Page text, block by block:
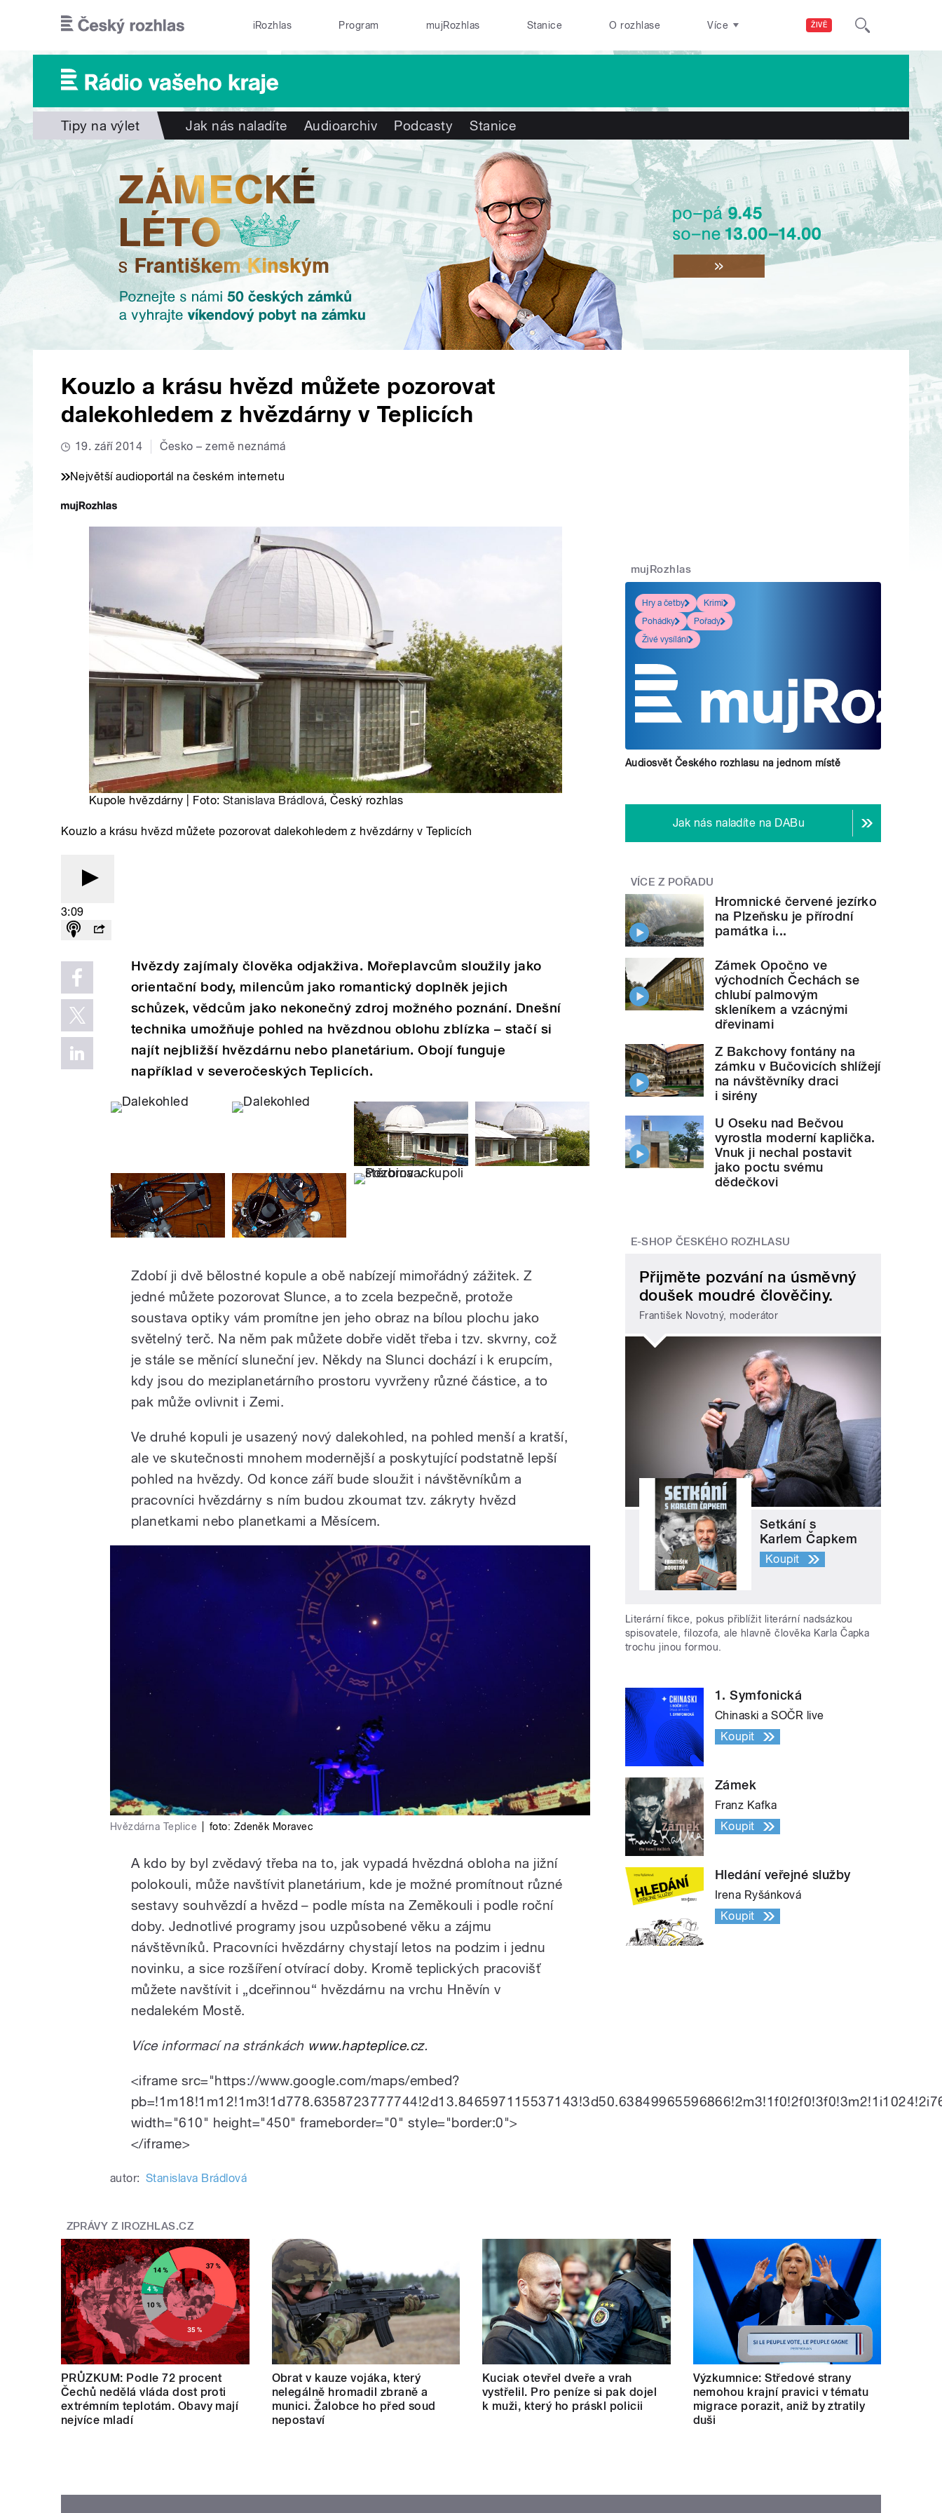
ŽIVĚ
iRozhlas Program mujRozhlas Stanice O rozhlase Více
Tipy na výlet Jak nás naladíte Audioarchiv Podcasty Stanice
Kouzlo a krásu hvězd můžete pozorovat
dalekohledem z hvězdárny v Teplicích
19. září 2014 Česko – země neznámá
Největší audioportál na českém internetu
Kupole hvězdárny | Foto: Stanislava Brádlová, Český rozhlas
Kouzlo a krásu hvězd můžete pozorovat dalekohledem z hvězdárny v Teplicích
3:09
Hvězdy zajímaly člověka odjakživa. Mořeplavcům sloužily jako
orientační body, milencům jako romantický doplněk jejich
schůzek, vědcům jako nekonečný zdroj možného poznání. Dnešní
technika umožňuje pohled na hvězdnou oblohu zblízka – stačí si
najít nejbližší hvězdárnu nebo planetárium. Obojí funguje
například v severočeských Teplicích.
Zdobí ji dvě bělostné kopule a obě nabízejí mimořádný zážitek. Z
jedné můžete pozorovat Slunce, a to zcela bezpečně, protože
soustava optiky vám promítne jen jeho obraz na bílou plochu jako
světelný terč. Na něm pak můžete dobře vidět třeba i tzv. skvrny, což
je stále se měnící sluneční jev. Někdy na Slunci dochází i k erupcím,
kdy jsou do meziplanetárního prostoru vyvrženy různé částice, a to
pak může ovlivnit i Zemi.
Ve druhé kopuli je usazený nový dalekohled, na pohled menší a kratší,
ale ve skutečnosti mnohem modernější a poskytující podstatně lepší
pohled na hvězdy. Od konce září bude sloužit i návštěvníkům a
pracovníci hvězdárny s ním budou zkoumat tzv. zákryty hvězd
planetkami nebo planetkami a Měsícem.
Hvězdárna Teplice foto: Zdeněk Moravec
A kdo by byl zvědavý třeba na to, jak vypadá hvězdná obloha na jižní
polokouli, může navštívit planetárium, kde je možné promítnout různé
sestavy souhvězdí a hvězd – podle místa na Zeměkouli i podle roční
doby. Jednotlivé programy jsou uzpůsobené věku a zájmu
návštěvníků. Pracovníci hvězdárny chystají letos na podzim i jednu
novinku, a sice rozšíření otvírací doby. Kromě teplických pracovišť
můžete navštívit i „dceřinnou“ hvězdárnu na vrchu Hněvín v
nedalekém Mostě.
Více informací na stránkách www.hapteplice.cz.
<iframe src="https://www.google.com/maps/embed?
width="610" height="450" frameborder="0" style="border:0">
</iframe>
autor: Stanislava Brádlová
mujRozhlas
Hry a četby
Krimi
Pohádky
Pořady
Živé vysílání
Audiosvět Českého rozhlasu na jednom místě
Jak nás naladíte na DABu
VÍCE Z POŘADU
Hromnické červené jezírko
na Plzeňsku je přírodní
památka i...
Zámek Opočno ve
východních Čechách se
chlubí palmovým
skleníkem a vzácnými
dřevinami
Z Bakchovy fontány na
zámku v Bučovicích shlížejí
na návštěvníky draci
i sirény
U Oseku nad Bečvou
vyrostla moderní kaplička.
Vnuk ji nechal postavit
jako poctu svému
dědečkovi
E-SHOP ČESKÉHO ROZHLASU
Přijměte pozvání na úsměvný
doušek moudré člověčiny.
František Novotný, moderátor
Setkání s
Karlem Čapkem
Koupit
Literární fikce, pokus přiblížit literární nadsázkou
spisovatele, filozofa, ale hlavně člověka Karla Čapka
trochu jinou formou.
1. Symfonická
Chinaski a SOČR live
Koupit
Zámek
Franz Kafka
Koupit
Hledání veřejné služby
Irena Ryšánková
Koupit
ZPRÁVY Z IROZHLAS.CZ
PRŮZKUM: Podle 72 procent
Čechů nedělá vláda dost proti
extrémním teplotám. Obavy mají
nejvíce mladí
Obrat v kauze vojáka, který
nelegálně hromadil zbraně a
munici. Žalobce ho před soud
nepostaví
Kuciak otevřel dveře a vrah
vystřelil. Pro peníze si pak dojel
k muži, který ho práskl policii
Výzkumnice: Středové strany
nemohou krajní pravici v tématu
migrace porazit, aniž by ztratily
duši